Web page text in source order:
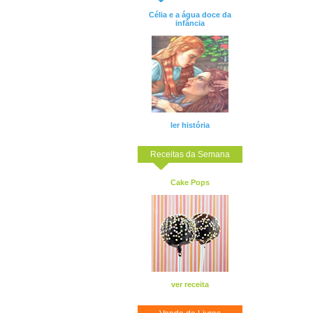
Célia e a água doce da
infância
ler história
Receitas da Semana
Cake Pops
ver receita